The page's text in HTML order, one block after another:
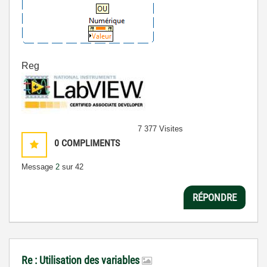
Reg
0 COMPLIMENTS
Message 2 sur 42
7 377 Visites
RÉPONDRE
Re : Utilisation des variables